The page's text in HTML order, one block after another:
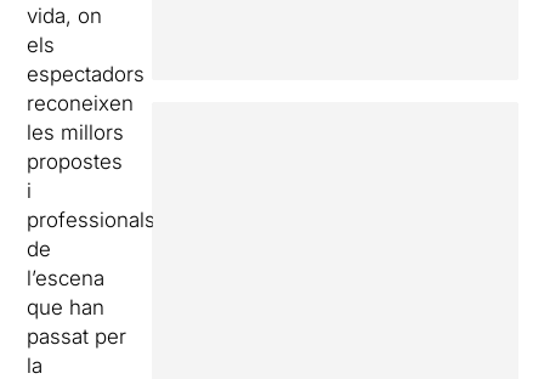
vida, on
els
espectadors
reconeixen
les millors
propostes
i
professionals
de
l’escena
que han
passat per
la